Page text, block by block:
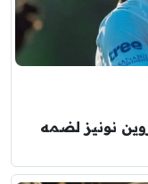
نونيز لضمه